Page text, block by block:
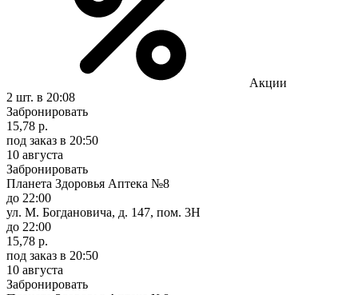
Акции
2 шт. в 20:08
Забронировать
15,78 р.
под заказ в 20:50
10 августа
Забронировать
Планета Здоровья Аптека №8
до 22:00
ул. М. Богдановича, д. 147, пом. 3Н
до 22:00
15,78 р.
под заказ в 20:50
10 августа
Забронировать